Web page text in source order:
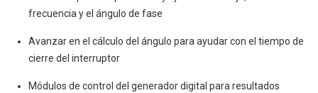
frecuencia y el ángulo de fase
Avanzar en el cálculo del ángulo para ayudar con el tiempo de
cierre del interruptor
Módulos de control del generador digital para resultados